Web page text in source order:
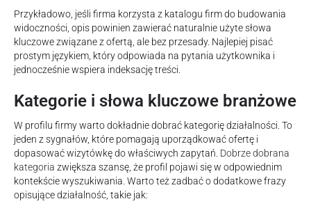
Przykładowo, jeśli firma korzysta z katalogu firm do budowania
widoczności, opis powinien zawierać naturalnie użyte słowa
kluczowe związane z ofertą, ale bez przesady. Najlepiej pisać
prostym językiem, który odpowiada na pytania użytkownika i
jednocześnie wspiera indeksację treści.
Kategorie i słowa kluczowe branżowe
W profilu firmy warto dokładnie dobrać kategorię działalności. To
jeden z sygnałów, które pomagają uporządkować ofertę i
dopasować wizytówkę do właściwych zapytań. Dobrze dobrana
kategoria zwiększa szansę, że profil pojawi się w odpowiednim
kontekście wyszukiwania. Warto też zadbać o dodatkowe frazy
opisujące działalność, takie jak: